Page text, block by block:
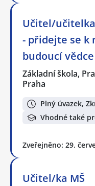
Učitel/
- přidejte se k
budoucí vědce
Základní škola,
Praha
Plný úvazek,
Vhodné také
Zveřejněno: 29.
Učitel/ka MŠ